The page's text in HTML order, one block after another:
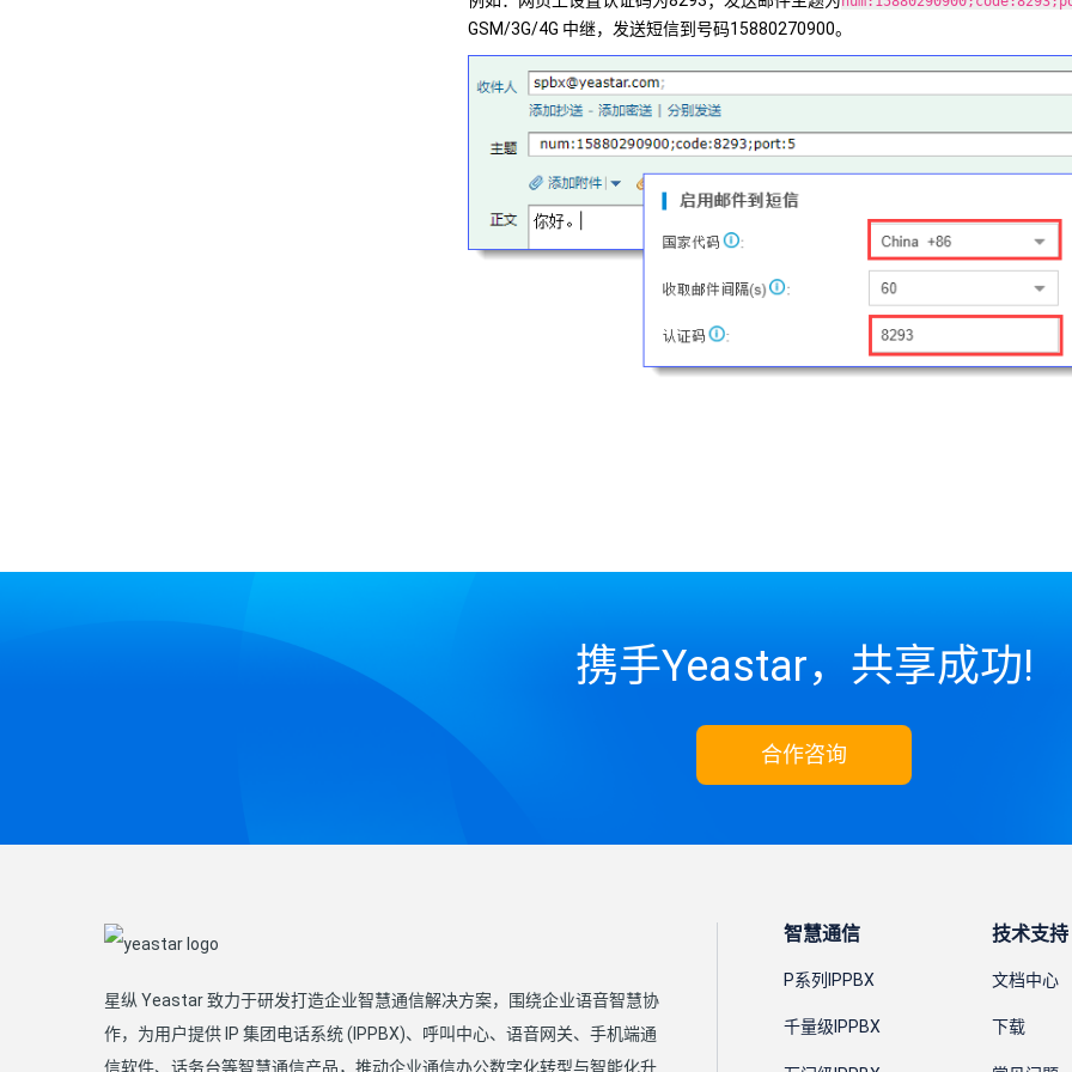
GSM/3G/4G 中继，发送短信到号码15880270900。
携手Yeastar，共享成功!
合作咨询
星纵 Yeastar 致力于研发打造企业智慧通信解决方案，围绕企业语音智慧协
作，为用户提供 IP 集团电话系统 (IPPBX)、呼叫中心、语音网关、手机端通
信软件、话务台等智慧通信产品，推动企业通信办公数字化转型与智能化升
智慧通信
P系列IPPBX
千量级IPPBX
技术支持
文档中心
下载